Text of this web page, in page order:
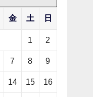
金 土 日
1 2
7 8 9
14 15 16